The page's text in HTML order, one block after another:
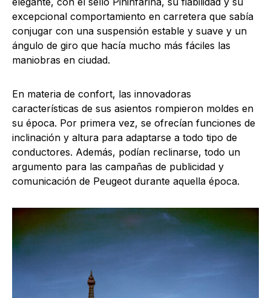
excepcional comportamiento en carretera que sabía
conjugar con una suspensión estable y suave y un
ángulo de giro que hacía mucho más fáciles las
maniobras en ciudad.
En materia de confort, las innovadoras
características de sus asientos rompieron moldes en
su época. Por primera vez, se ofrecían funciones de
inclinación y altura para adaptarse a todo tipo de
conductores. Además, podían reclinarse, todo un
argumento para las campañas de publicidad y
comunicación de Peugeot durante aquella época.